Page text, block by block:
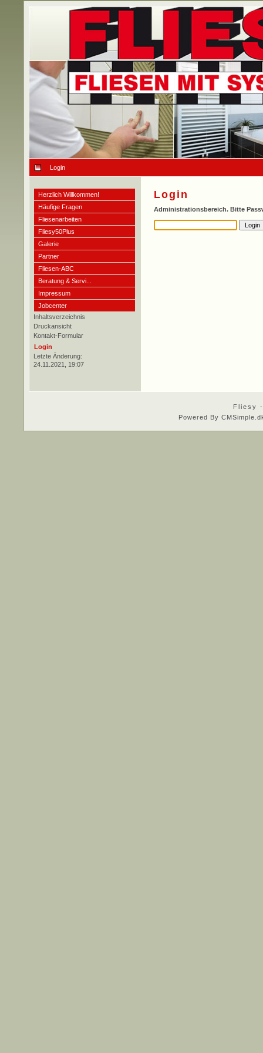
Login
Herzlich Willkommen!
Häufige Fragen
Fliesenarbeiten
Fliesy50Plus
Galerie
Partner
Fliesen-ABC
Beratung & Servi...
Impressum
Jobcenter
Inhaltsverzeichnis
Druckansicht
Kontakt-Formular
Login
Letzte Änderung:
24.11.2021, 19:07
Login
Administrationsbereich. Bitte
Fliesy
Powered By